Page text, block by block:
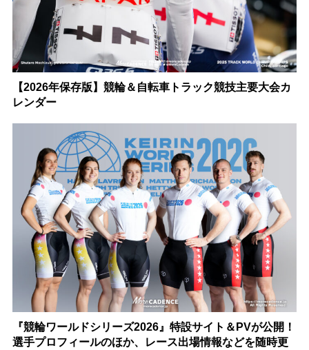
【2026年保存版】競輪＆自転車トラック競技主要大会カ
レンダー
『競輪ワールドシリーズ2026』特設サイト＆PVが公開！
選手プロフィールのほか、レース出場情報などを随時更